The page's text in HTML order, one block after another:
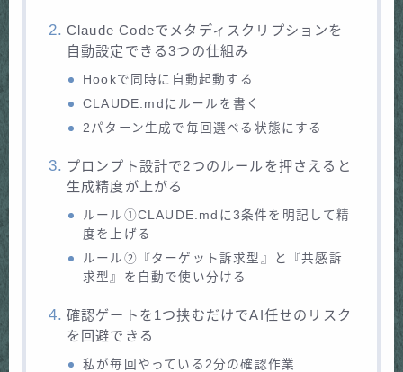
Claude Codeでメタディスクリプションを
自動設定できる3つの仕組み
Hookで同時に自動起動する
CLAUDE.mdにルールを書く
2パターン生成で毎回選べる状態にする
プロンプト設計で2つのルールを押さえると
生成精度が上がる
ルール①CLAUDE.mdに3条件を明記して精
度を上げる
ルール②『ターゲット訴求型』と『共感訴
求型』を自動で使い分ける
確認ゲートを1つ挟むだけでAI任せのリスク
を回避できる
私が毎回やっている2分の確認作業